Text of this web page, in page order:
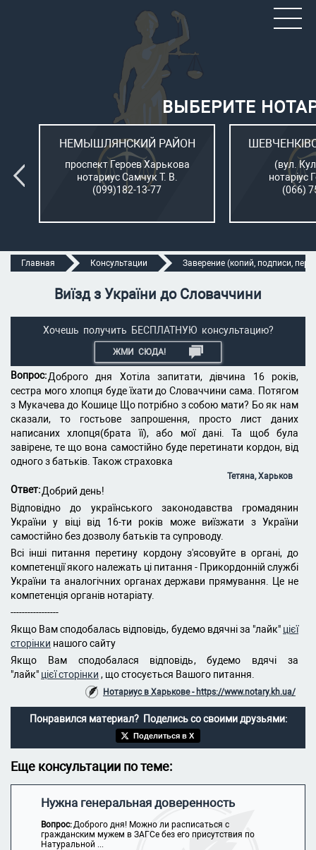
ВЫБЕРИТЕ
НЕМЫШЛЯНСКИЙ РАЙОН
проспект Героев Харькова
нотариус Самчук Т. В.
(099)182-13-77
(вул.
нотаріус
(066)
Главная Консультации Заверение (копий, подписи,
Виїзд з України до Словаччини
Хочешь получить БЕСПЛАТНУЮ консультацию?
ЖМИ СЮДА!
Вопрос:Доброго дня Хотіла запитати, дівчина 16 років,
сестра мого хлопця буде їхати до Словаччини сама. Потягом
з Мукачева до Кошице Що потрібно з собою мати? Бо як нам
сказали, то гостьове запрошення, просто лист даних
написаних хлопця(брата її), або мої дані. Та щоб була
завірене, те що вона самостійно буде перетинати кордон, від
одного з батьків. Також страховка
Тетяна, Харьков
Ответ:Добрий день!
Відповідно до українського законодавства громадянин
України у віці від 16-ти років може виїзжати з України
самостійно без дозволу батьків та супроводу.
Всі інші питання перетину кордону з'ясовуйте в органі, до
компетенції якого належать ці питання - Прикордонній службі
України та аналогічних органах держави прямування. Це не
компетенція органів нотаріату.
-----------------
Якщо Вам сподобалась відповідь, будемо вдячні за "лайк" цієї
сторінки нашого сайту
Якщо Вам сподобалася відповідь, будемо вдячі за
"лайк" цієї сторінки , що стосується Вашого питання.
Нотариус в Харькове - https://www.notary.kh.ua/
Понравился материал? Поделись со своими друзьями:
Поделиться в X
Еще консультации по теме:
Нужна генеральная доверенность
Вопрос:Доброго дня! Можно ли расписаться с
гражданским мужем в ЗАГСе без его присутствия по
Натуральной ...